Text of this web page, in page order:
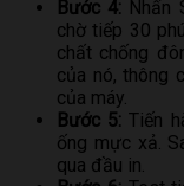
Bước 4: Nhấn
chờ tiếp 30
chất chống
của nó, thông
của máy.
Bước 5: Tiến
ống mực xả.
qua đầu in.